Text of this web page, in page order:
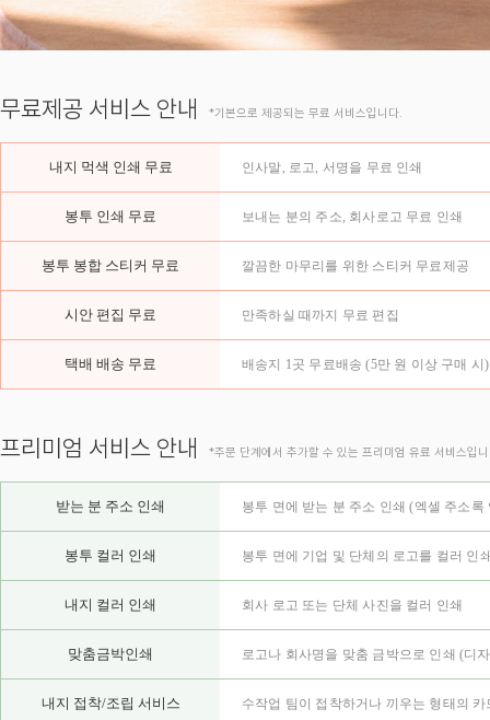
무료제공 서비스 안내 *기본으로 제공되는 무료 서비스입니다.
내지 먹색 인쇄 무료 인사말, 로고, 서명을 무료 인쇄
봉투 인쇄 무료 보내는 분의 주소, 회사로고 무료 인쇄
봉투 봉합 스티커 무료 깔끔한 마무리를 위한 스티커 무료제공
시안 편집 무료 만족하실 때까지 무료 편집
택배 배송 무료 배송지 1곳 무료배송 (5만 원 이상 구매 시)
프리미엄 서비스 안내 *주문 단계에서 추가할 수 있는 프리미엄 유료 서비스입
받는 분 주소 인쇄 봉투 면에 받는 분 주소 인쇄 (엑셀 주소
봉투 컬러 인쇄 봉투 면에 기업 및 단체의 로고를 컬러 인
내지 컬러 인쇄 회사 로고 또는 단체 사진을 컬러 인쇄
맞춤금박인쇄 로고나 회사명을 맞춤 금박으로 인쇄 (디
내지 접착/조립 서비스 수작업 팀이 접착하거나 끼우는 형태의